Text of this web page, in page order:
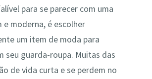
para se parecer com uma
e moderna, é escolher
um item de moda para
seu guarda-roupa. Muitas das
de vida curta e se perdem no